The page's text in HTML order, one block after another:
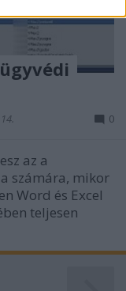
other
0
az a
számára, mikor
Word és Excel
teljesen